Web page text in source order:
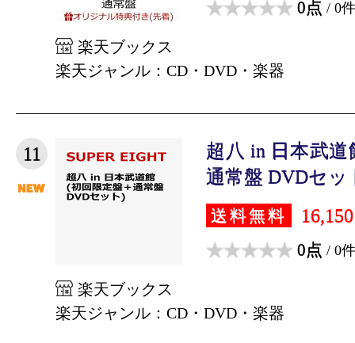
0点 / 0件
楽天ブックス
楽天ジャンル：CD・DVD・楽器
11
超八 in 日本武
通常盤 DVDセッ
送料無料
0点 / 0件
楽天ブックス
楽天ジャンル：CD・DVD・楽器